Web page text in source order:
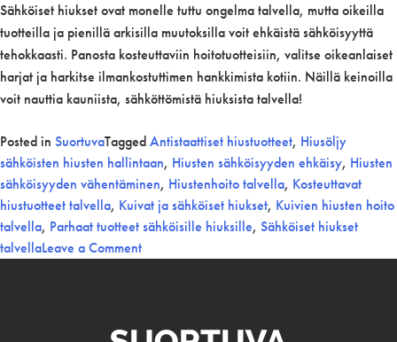
Sähköiset hiukset ovat monelle tuttu ongelma talvella, mutta oikeilla
tuotteilla ja pienillä arkisilla muutoksilla voit ehkäistä sähköisyyttä
tehokkaasti. Panosta kosteuttaviin hoitotuotteisiin, valitse oikeanlaiset
harjat ja harkitse ilmankostuttimen hankkimista kotiin. Näillä keinoilla
voit nauttia kauniista, sähköttömistä hiuksista talvella!
Posted in SuortuvaTaggedAntistaattiset hiustuotteet, Hiusöljy
sähköisten hiusten hallintaan, Hiusten sähköisyyden ehkäisy, Hiusten
sähköisyyden vähentäminen, Hiustenhoito talvella, Kosteuttavat
hiustuotteet talvella, Kuivat ja sähköiset hiukset, Kuivien hiusten hoito
talvella, Parhaat tuotteet sähköisille hiuksille, Sähköiset hiukset
talvellaLeave a Commenton
talvella: